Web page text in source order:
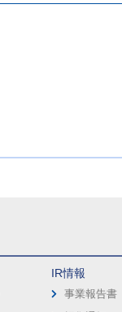
IR情報
事業報告書